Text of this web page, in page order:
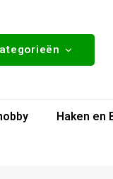
Haken en